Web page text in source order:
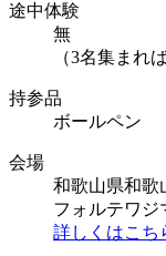
途中体験
無
（3名集まれ
持参品
ボールペン
会場
和歌山県和歌
フォルテワジ
詳しくはこち